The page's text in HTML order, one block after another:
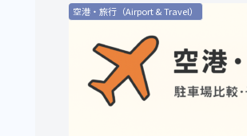
空港・旅行（Airport & Travel）